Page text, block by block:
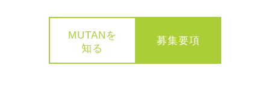
MUTANを
知る
募集要項